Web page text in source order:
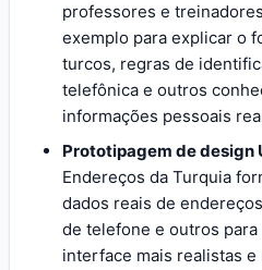
professores e
exemplo para explicar o
turcos, regras de
telefônica e outros
informações pessoais
Prototipagem de design
Endereços da Turquia
dados reais de
de telefone e outros
interface mais realistas